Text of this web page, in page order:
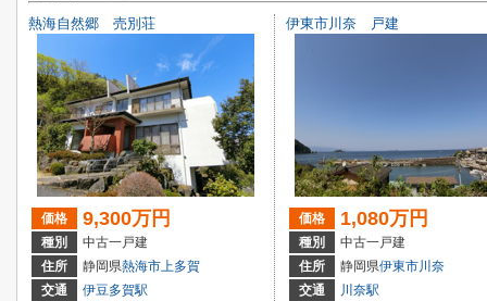
熱海自然郷 売別荘
価格 9,300万円
種別
中古一戸建
住所
静岡県熱海市上多賀
交通
伊豆多賀駅
伊東市川奈 戸建
価格 1,080万円
種別
中古一戸建
住所
静岡県伊東市川奈
交通
川奈駅